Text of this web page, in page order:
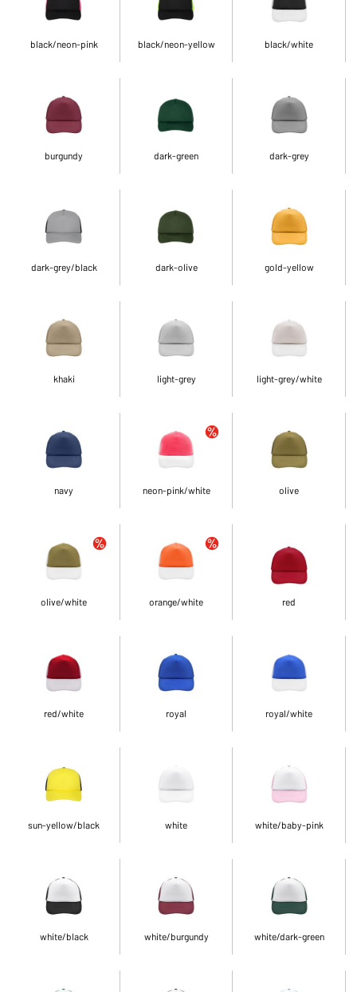
black/neon-pink black/neon-yellow black/white
burgundy dark-green dark-grey
dark-grey/black dark-olive gold-yellow
khaki light-grey light-grey/white
navy neon-pink/white olive
olive/white orange/white red
red/white royal royal/white
sun-yellow/black white white/baby-pink
white/black white/burgundy white/dark-green